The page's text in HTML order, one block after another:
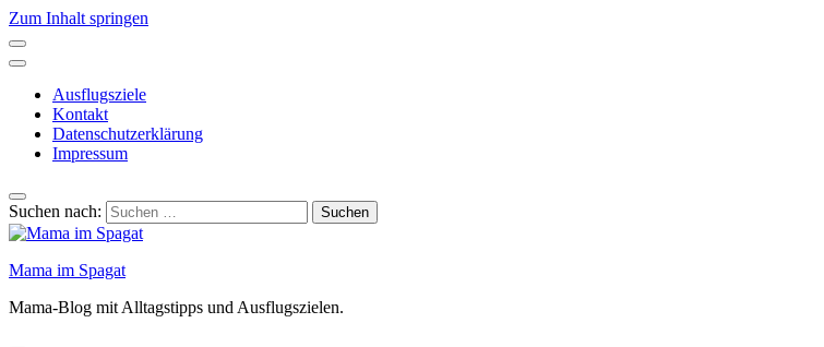
Zum Inhalt springen
Ausflugsziele
Kontakt
Datenschutzerklärung
Impressum
Suchen nach:
Mama im Spagat
Mama-Blog mit Alltagstipps und Ausflugszielen.